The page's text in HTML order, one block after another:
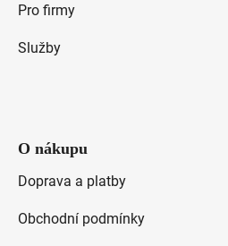
Pro firmy
Služby
O nákupu
Doprava a platby
Obchodní podmínky